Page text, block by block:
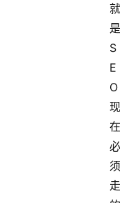
就
是
S
E
O
现
在
必
须
走